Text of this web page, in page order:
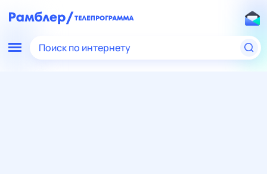
Поиск по интернету